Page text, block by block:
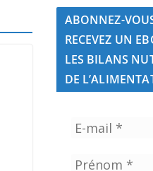
ABONNEZ-
RECEVEZ UN
LES BILANS
DE